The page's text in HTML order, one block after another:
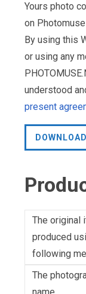
Yours photo
on
By using this
or using any
understood
present
DOWNLOAD
The original
produced
following
The